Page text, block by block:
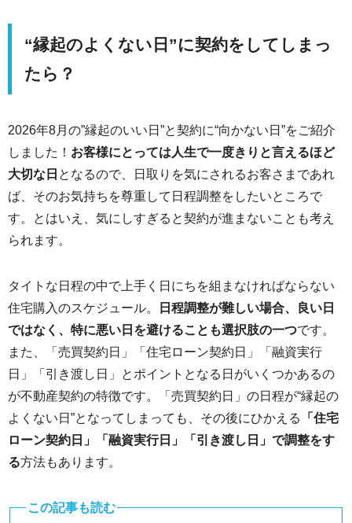
“縁起のよくない日”に契約をしてしまっ
たら？
2026年8月の”縁起のいい日”と契約に“向かない日”をご紹介
しました！ お客様にとっては人生で一度きりと言えるほど
大切な日 となるので、日取りを気にされるお客さまであれ
ば、そのお気持ちを尊重して日程調整をしたいところで
す。とはいえ、気にしすぎると契約が進まないことも考え
られます。
タイトな日程の中で上手く日にちを組まなければならない
住宅購入のスケジュール。
日程調整が難しい場合、良い日
ではなく、特に悪い日を避けることも選択肢の一つです。
また、「売買契約日」「住宅ローン契約日」「融資実行
日」「引き渡し日」とポイントとなる日がいくつかあるの
が不動産契約の特徴です。「売買契約日」の日程が“縁起の
よくない日”となってしまっても、その後にひかえる
「住宅
ローン契約日」「融資実行日」「引き渡し日」で調整をす
る方法もあります。
この記事も読む